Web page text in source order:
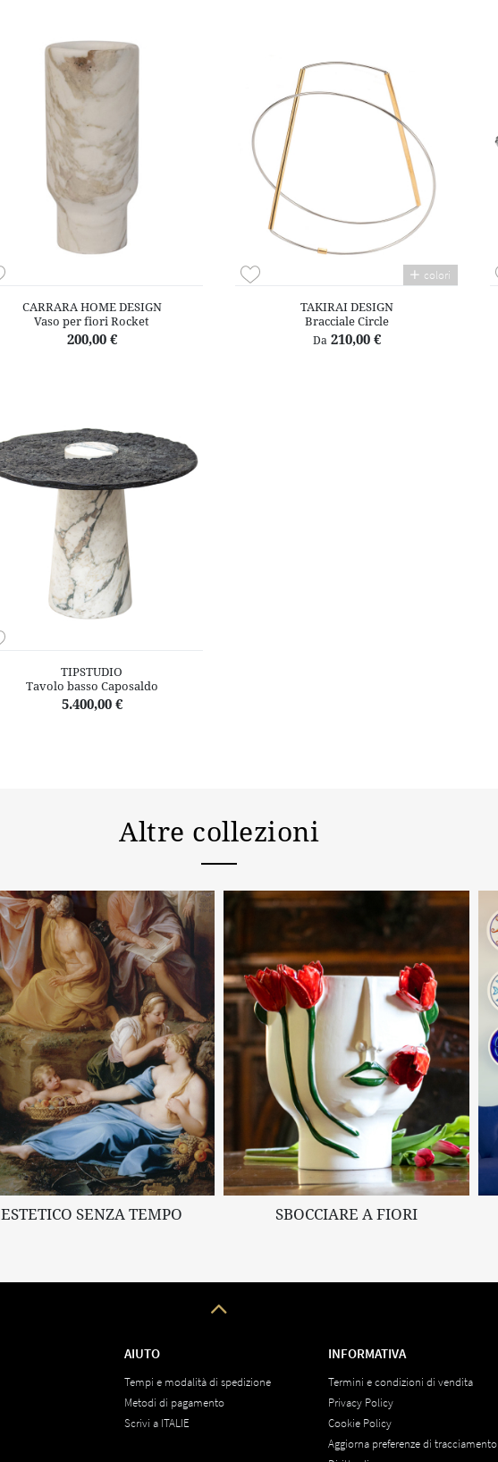
CARRARA HOME DESIGN
Vaso per fiori Rocket
200,00 €
colori
TAKIRAI DESIGN
Bracciale Circle
Da210,00 €
TIPSTUDIO
Tavolo basso Caposaldo
5.400,00 €
Altre collezioni
ESTETICO SENZA TEMPO SBOCCIARE A FIORI
AIUTO
Tempi e modalità di spedizione
Metodi di pagamento
Scrivi a ITALIE
INFORMATIVA
Termini e condizioni di vendita
Privacy Policy
Cookie Policy
Aggiorna preferenze di tracciamento